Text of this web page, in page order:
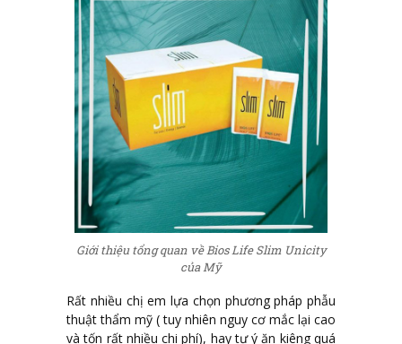
Giới thiệu tổng quan về Bios Life Slim Unicity
của Mỹ
Rất nhiều chị em lựa chọn phương pháp phẫu
thuật thẩm mỹ ( tuy nhiên nguy cơ mắc lại cao
và tốn rất nhiều chi phí), hay tự ý ăn kiêng quá